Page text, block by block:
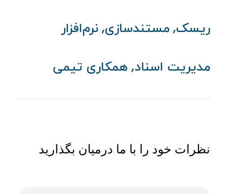
ریسک, مستندسازی, نرم‌افزار
مدیریت اسناد, همکاری تیمی
نظرات خود را با ما درمیان بگذارید